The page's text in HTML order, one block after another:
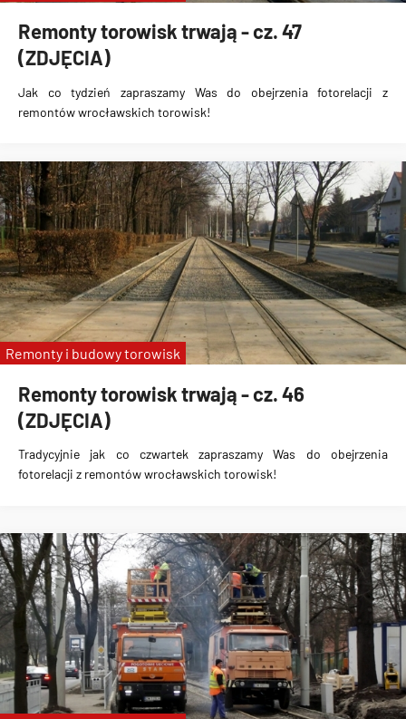
Remonty torowisk trwają - cz. 47
(ZDJĘCIA)
Jak co tydzień zapraszamy Was do obejrzenia fotorelacji z
remontów wrocławskich torowisk!
Remonty torowisk trwają - cz. 46
(ZDJĘCIA)
Tradycyjnie jak co czwartek zapraszamy Was do obejrzenia
fotorelacji z remontów wrocławskich torowisk!
Remonty i budowy torowisk